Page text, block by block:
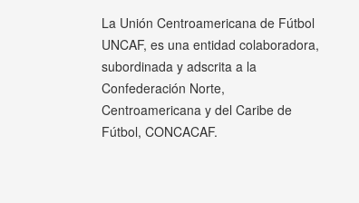
La Unión Centroamericana de Fútbol
UNCAF, es una entidad colaboradora,
subordinada y adscrita a la
Confederación Norte,
Centroamericana y del Caribe de
Fútbol, CONCACAF.